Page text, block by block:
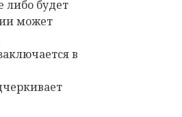
либо будет
может
в